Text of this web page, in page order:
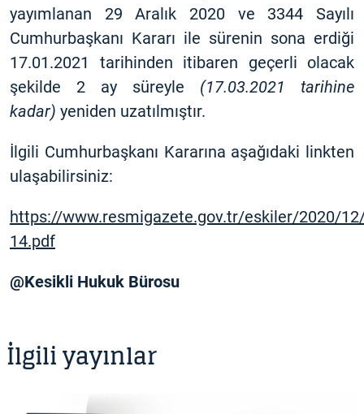
yayımlanan 29 Aralık 2020 ve 3344 Sayılı
Cumhurbaşkanı Kararı ile sürenin sona erdiği
17.01.2021 tarihinden itibaren geçerli olacak
şekilde 2 ay süreyle (17.03.2021 tarihine
kadar) yeniden uzatılmıştır.
İlgili Cumhurbaşkanı Kararına aşağıdaki linkten
ulaşabilirsiniz:
https://www.resmigazete.gov.tr/eskiler/2020/
14.pdf
@Kesikli Hukuk Bürosu
İlgili yayınlar